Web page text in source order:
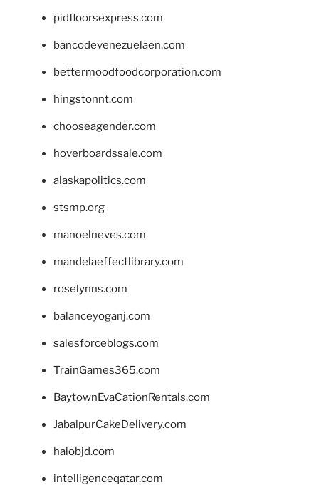
pidfloorsexpress.com
bancodevenezuelaen.com
bettermoodfoodcorporation.com
hingstonnt.com
chooseagender.com
hoverboardssale.com
alaskapolitics.com
stsmp.org
manoelneves.com
mandelaeffectlibrary.com
roselynns.com
balanceyoganj.com
salesforceblogs.com
TrainGames365.com
BaytownEvaCationRentals.com
JabalpurCakeDelivery.com
halobjd.com
intelligenceqatar.com